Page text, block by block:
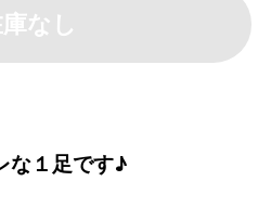
なし
な１足です♪